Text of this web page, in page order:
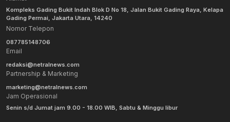
Kompleks Gading Bukit Indah Blok D No 18, Jalan Bukit Gading Raya, Kelapa
Gading Permai, Jakarta Utara, 14240
Nomor Telepon
087785148706
Email
redaksi@netralnews.com
Partnership & Marketing
marketing@netralnews.com
Jam Operasional
Senin s/d Jumat jam 9.00 - 18.00 WIB, Sabtu & Minggu libur